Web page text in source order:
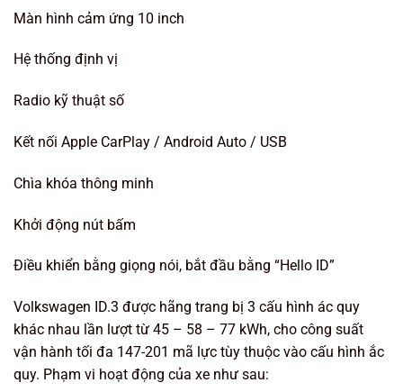
Màn hình cảm ứng 10 inch
Hệ thống định vị
Radio kỹ thuật số
Kết nối Apple CarPlay / Android Auto / USB
Chìa khóa thông minh
Khởi động nút bấm
Điều khiển bằng giọng nói, bắt đầu bằng “Hello ID”
Volkswagen ID.3 được hãng trang bị 3 cấu hình ác quy
khác nhau lần lượt từ 45 – 58 – 77 kWh, cho công suất
vận hành tối đa 147-201 mã lực tùy thuộc vào cấu hình ắc
quy. Phạm vi hoạt động của xe như sau: